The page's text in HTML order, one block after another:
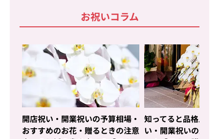
お祝いコラム
開店祝い・開業祝いの予算相場・
おすすめのお花・贈るときの注意
知ってると品格上が
い・開業祝いの最新